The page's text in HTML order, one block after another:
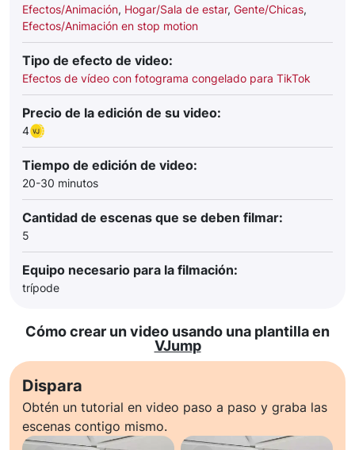
Efectos/Animación, Hogar/Sala de estar, Gente/Chicas,
Efectos/Animación en stop motion
Tipo de efecto de video:
Efectos de vídeo con fotograma congelado para TikTok
Precio de la edición de su video:
4
Tiempo de edición de video:
20-30 minutos
Cantidad de escenas que se deben filmar:
5
Equipo necesario para la filmación:
trípode
Cómo crear un video usando una plantilla en
VJump
Dispara
Obtén un tutorial en video paso a paso y graba las
escenas contigo mismo.